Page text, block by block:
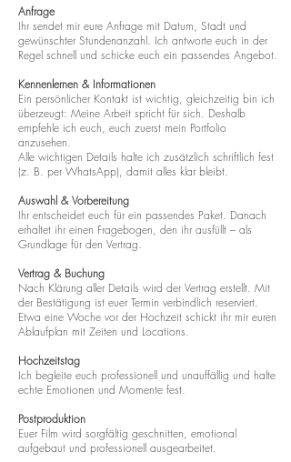
Anfrage
Ihr sendet mir eure Anfrage mit Datum, Stadt und
gewünschter Stundenanzahl. Ich antworte euch in der
Regel schnell und schicke euch ein passendes Angebot.
Kennenlernen & Informationen
Ein persönlicher Kontakt ist wichtig, gleichzeitig bin ich
überzeugt: Meine Arbeit spricht für sich. Deshalb
empfehle ich euch, euch zuerst mein Portfolio
anzusehen.
Alle wichtigen Details halte ich zusätzlich schriftlich fest
(z. B. per WhatsApp), damit alles klar bleibt.
Auswahl & Vorbereitung
Ihr entscheidet euch für ein passendes Paket. Danach
erhaltet ihr einen Fragebogen, den ihr ausfüllt – als
Grundlage für den Vertrag.
Vertrag & Buchung
Nach Klärung aller Details wird der Vertrag erstellt. Mit
der Bestätigung ist euer Termin verbindlich reserviert.
Etwa eine Woche vor der Hochzeit schickt ihr mir euren
Ablaufplan mit Zeiten und Locations.
Hochzeitstag
Ich begleite euch professionell und unauffällig und halte
echte Emotionen und Momente fest.
Postproduktion
Euer Film wird sorgfältig geschnitten, emotional
aufgebaut und professionell ausgearbeitet.